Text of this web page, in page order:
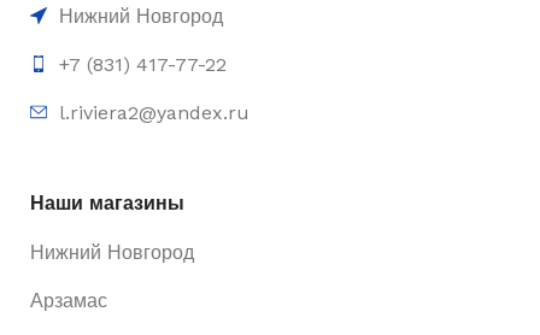
Нижний Новгород
+7 (831) 417-77-22
l.riviera2@yandex.ru
Наши магазины
Нижний Новгород
Арзамас